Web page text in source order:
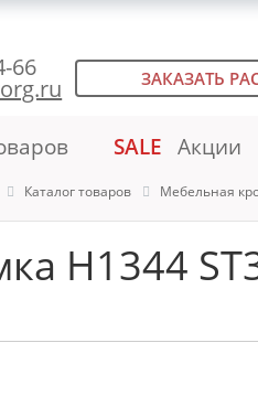
66 ЗАКАЗАТЬ
SALE Акции
Каталог товаров Мебельная
H1344